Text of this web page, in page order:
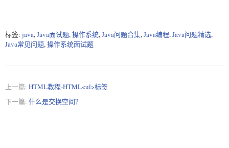
标签: java,Java面试题,操作系统,Java问题合集,Java编程,Java问题精选,
Java常见问题,操作系统面试题
上一篇: HTML教程-HTML<ul>标签
下一篇: 什么是交换空间？